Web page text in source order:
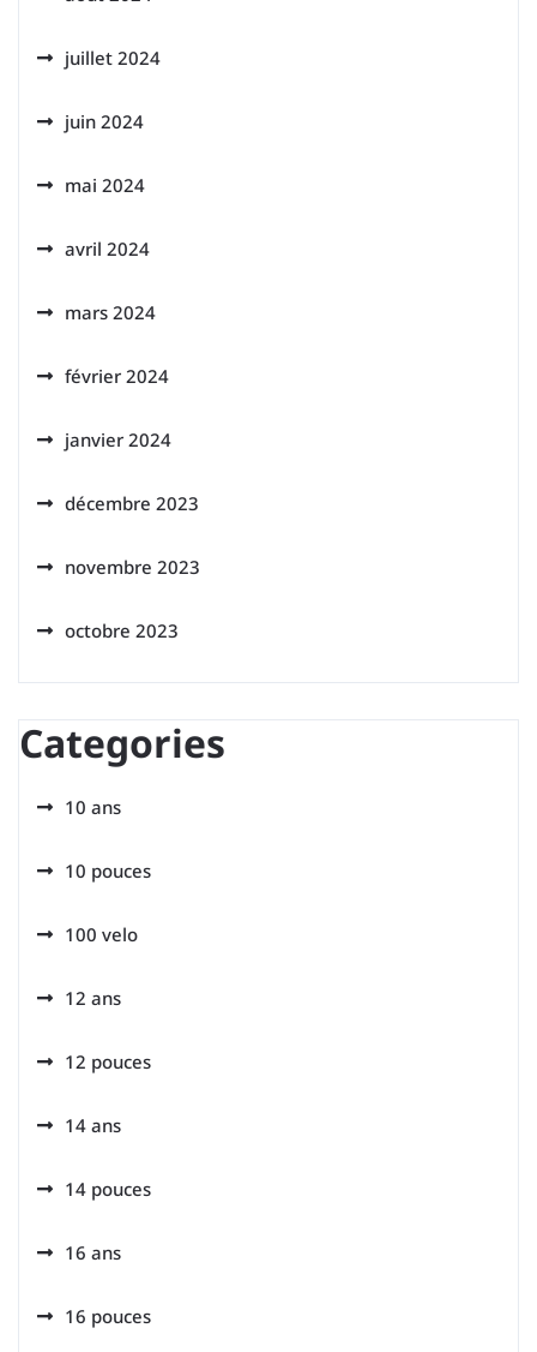
juillet 2024
juin 2024
mai 2024
avril 2024
mars 2024
février 2024
janvier 2024
décembre 2023
novembre 2023
octobre 2023
Categories
10 ans
10 pouces
100 velo
12 ans
12 pouces
14 ans
14 pouces
16 ans
16 pouces